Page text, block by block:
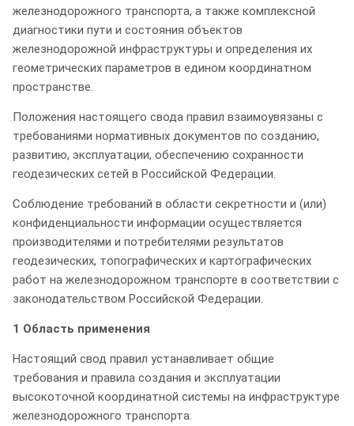
железнодорожного транспорта, а также комплексной
диагностики пути и состояния объектов
железнодорожной инфраструктуры и определения их
геометрических параметров в едином координатном
пространстве.
Положения настоящего свода правил взаимоувязаны с
требованиями нормативных документов по созданию,
развитию, эксплуатации, обеспечению сохранности
геодезических сетей в Российской Федерации.
Соблюдение требований в области секретности и (или)
конфиденциальности информации осуществляется
производителями и потребителями результатов
геодезических, топографических и картографических
работ на железнодорожном транспорте в соответствии с
законодательством Российской Федерации.
1 Область применения
Настоящий свод правил устанавливает общие
требования и правила создания и эксплуатации
высокоточной координатной системы на инфраструктуре
железнодорожного транспорта.